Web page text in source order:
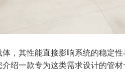
，其性能直接影响系统的稳定
绍一款专为这类需求设计的管